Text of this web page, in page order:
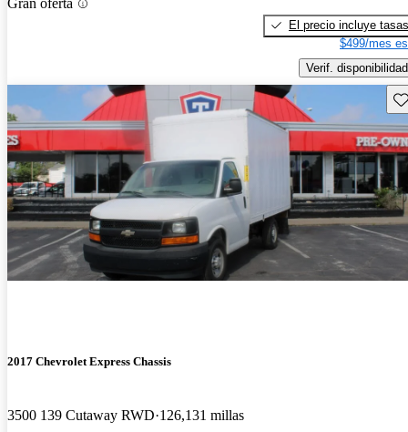
Gran oferta
El precio incluye tasas
$499/mes
Verif. disponibilidad
2017 Chevrolet Express Chassis
3500 139 Cutaway RWD 126,131 millas